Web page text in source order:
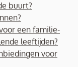
buurt?
een familie-
leeftijden?
voor